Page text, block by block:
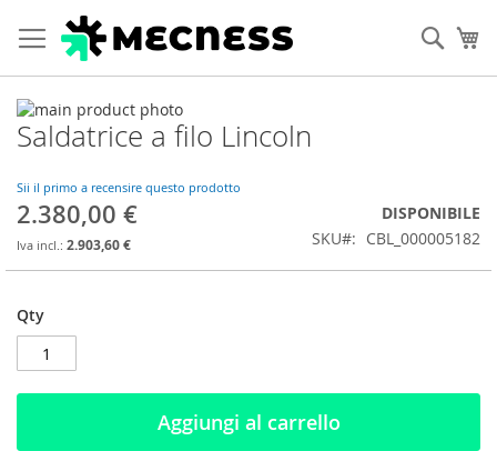
Cerca
Vai
alla
fine
galleria
di
immagini
Vai
all'inizio
galleria
di
immagini
Saldatrice a filo Lincoln
Sii il primo a recensire questo prodotto
2.380,00 €
2.903,60 €
DISPONIBILE
SKU
CBL_000005182
Qty
Aggiungi al carrello